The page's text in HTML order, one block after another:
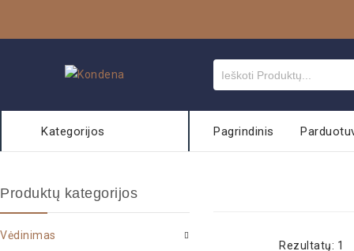
Kategorijos Pagrindinis
Rezultatų: 1
Produktų kategorijos
Vėdinimas